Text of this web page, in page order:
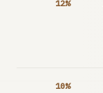
12%
10%